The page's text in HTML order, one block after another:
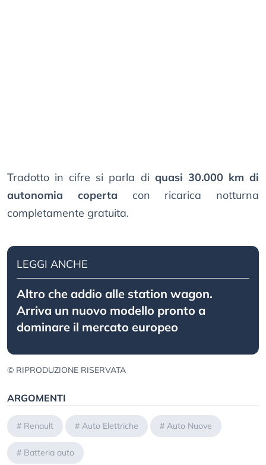
Tradotto in cifre si parla di quasi 30.000 km di
autonomia coperta con ricarica notturna
completamente gratuita.
LEGGI ANCHE
Altro che addio alle station wagon.
Arriva un nuovo modello pronto a
dominare il mercato europeo
© RIPRODUZIONE RISERVATA
ARGOMENTI
# Renault # Auto Elettriche # Auto Nuove
# Batteria auto